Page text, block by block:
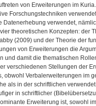
von Erweiterungen im
Forschungstechniken
verwendet,
theoretischen Konzepten: der
(2009) und der Theorie der
von Erweiterungen die
damit die thematischen
verschiedenen Stellungen der
obwohl Verbalerweiterungen im
als in der schriftlichen
in schriftlicher
Erweiterung ist, sowohl